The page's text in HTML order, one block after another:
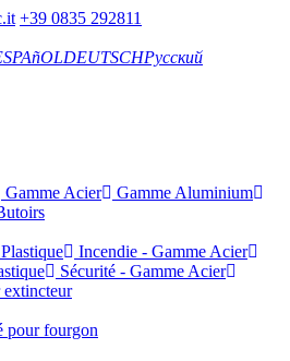
+39 0835 292811
DEUTSCHРусский
Gamme Acier
Gamme Aluminium
Incendie - Gamme Acier
Sécurité - Gamme Acier
extincteur
pour fourgon